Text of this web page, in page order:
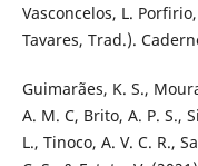
Vasconcelos, L.
Tavares, Trad.).
Guimarães, K. S.,
A. M. C, Brito, A. P. S.,
L., Tinoco, A. V. C. R.,